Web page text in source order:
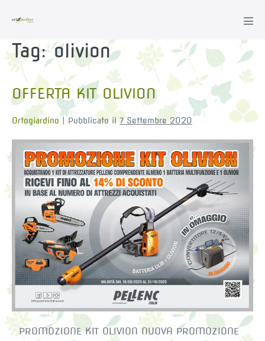
contenuto
Tag:olivion
OFFERTA KIT OLIVION
Ortogiardino Pubblicato il 7 Settembre 2020
OFFERTA
KIT
OLIVION
PROMOZIONE KIT OLIVION NUOVA PROMOZIONE